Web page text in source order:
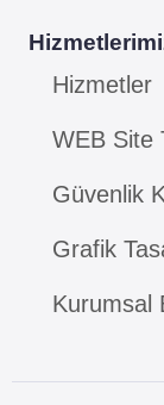
Hizmetler
WEB Site
Güvenlik
Grafik
Kurumsal